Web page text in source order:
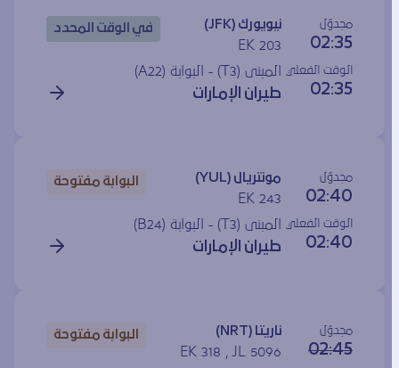
مجدوَل
02:35
نيويورك (JFK)
EK 203
في الوقت المحدد
الوقت الفعلي
02:35
المبنى (T3) - البوابة ( A22
)
طيران الإمارات
مجدوَل
02:40
مونتريال (YUL)
EK 243
البوابة مفتوحة
الوقت الفعلي
02:40
المبنى (T3) - البوابة ( B24
)
طيران الإمارات
مجدوَل
02:45
ناريتا (NRT)
EK 318 , JL 5096
البوابة مفتوحة